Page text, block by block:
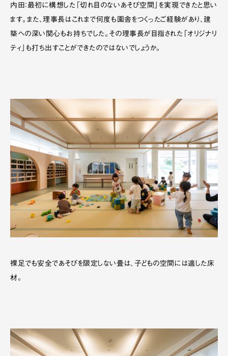
内田：最初に構想した「切れ目のないあそび空間」を実現できたと思い
ます。また、理事長はこれまで何度も園舎をつくったご経験があり、建
築への深い関心もお持ちでした。その理事長が目指された「オリジナリ
ティ」も打ち出すことができたのではないでしょうか。
裸足でも安全であそびを限定しない畳は、子どもの空間には適した床
材。